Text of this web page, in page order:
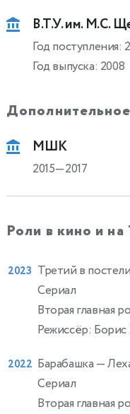
В.Т.У. им. М.С.
Год поступления:
Год выпуска: 2008
МШК
2015—2017
Роли в кино и на
2023 Третий в
Сериал
Вторая главная
Режиссёр:
2022 Барабашка —
Сериал
Вторая главная